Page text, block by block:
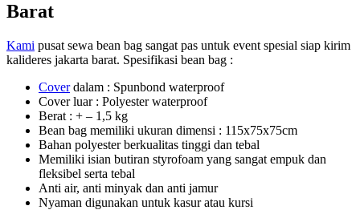
Barat
Kami pusat sewa bean bag sangat pas untuk event spesial siap kirim
kalideres jakarta barat. Spesifikasi bean bag :
Coverdalam : Spunbond waterproof
Cover luar : Polyester waterproof
Berat : + – 1,5 kg
Bean bag memiliki ukuran dimensi : 115x75x75cm
Bahan polyester berkualitas tinggi dan tebal
Memiliki isian butiran styrofoam yang sangat empuk dan
fleksibel serta tebal
Anti air, anti minyak dan anti jamur
Nyaman digunakan untuk kasur atau kursi